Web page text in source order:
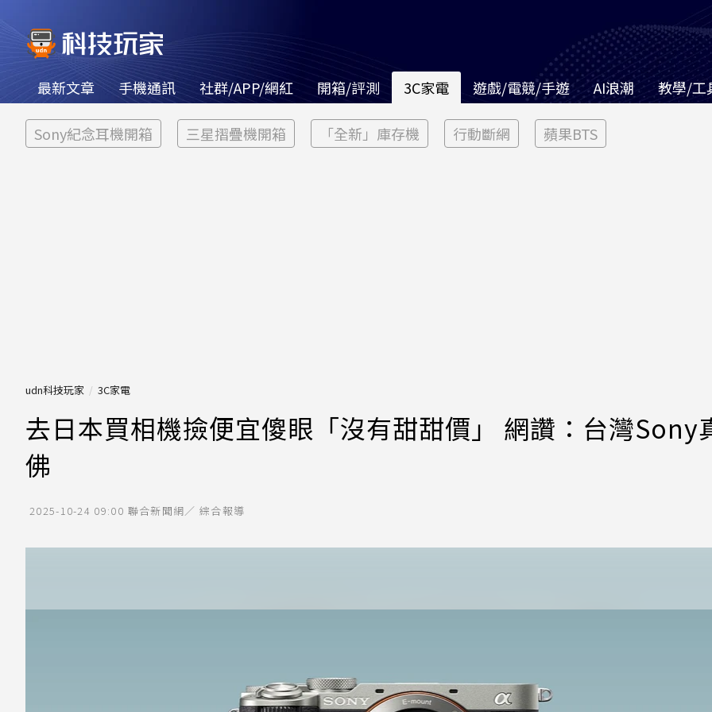
最新文章 手機通訊 社群/APP/網紅 開箱/評測 3C家電 遊戲/電競/手遊 AI浪潮 教學/工
Sony紀念耳機開箱 三星摺疊機開箱 「全新」庫存機 行動斷網 蘋果BTS
udn科技玩家 3C家電
去日本買相機撿便宜傻眼「沒有甜甜價」 網讚：台灣Sony
佛
2025-10-24 09:00 聯合新聞網／ 綜合報導